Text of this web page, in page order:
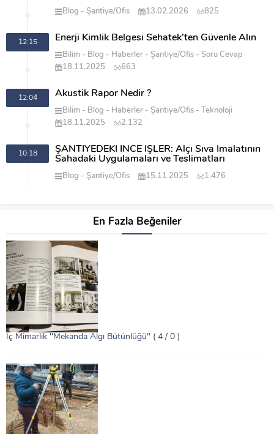
Blog Şantiye/Ofis 13.02.2026 825
12:15 Enerji Kimlik Belgesi Sehatek’ten Güvenle Alın
Bilim Blog Haberler Şantiye/Ofis
Soru Cevap
18.11.2025
663
12:04 Akustik Rapor Nedir ?
Bilim Blog Haberler Şantiye/Ofis
Teknoloji
18.11.2025
2.132
10:18
ŞANTİYEDEKİ İNCE İŞLER: Alçı Sıva İmalatının
Sahadaki Uygulamaları ve Teslimatları
Blog Şantiye/Ofis 15.11.2025 1.476
En Fazla Beğeniler
İç Mimarlık ''Mekanda Algı Bütünlüğü'' ( 4 / 0 )